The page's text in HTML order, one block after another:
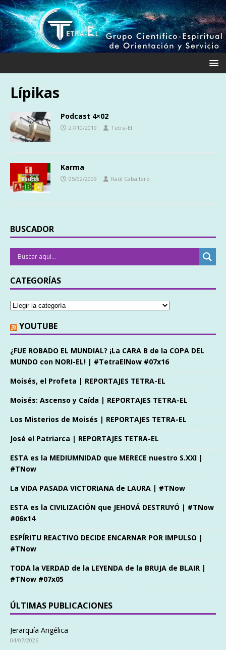
Lípikas
Podcast 4×02
27/10/2019 Tetra-El
Karma
05/02/2009 Raúl Caballero
BUSCADOR
CATEGORÍAS
YOUTUBE
¿FUE ROBADO EL MUNDIAL? ¡La CARA B de la COPA DEL
MUNDO con NORI-EL! | #TetraElNow #07x16
Moisés, el Profeta | REPORTAJES TETRA-EL
Moisés: Ascenso y Caída | REPORTAJES TETRA-EL
Los Misterios de Moisés | REPORTAJES TETRA-EL
José el Patriarca | REPORTAJES TETRA-EL
ESTA es la MEDIUMNIDAD que MERECE nuestro S.XXI |
#TNow
La VIDA PASADA VICTORIANA de LAURA | #TNow
ESTA es la CIVILIZACIÓN que JEHOVÁ DESTRUYÓ | #TNow
#06x14
ESPÍRITU REACTIVO DECIDE ENCARNAR POR IMPULSO |
#TNow
TODA la VERDAD de la LEYENDA de la BRUJA de BLAIR |
#TNow #07x05
ÚLTIMAS PUBLICACIONES
Jerarquía Angélica
04/07/2026